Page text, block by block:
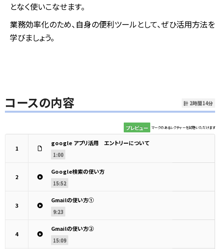
となく使いこなせます。
業務効率化のため、自身の便利ツールとして、ぜひ活用方法を
学びましょう。
コースの内容 計 2時間14分
プレビュー マークのあるレクチャーを試聴いただけます
1
google アプリ活用 エントリーについて
1:00
2
Google検索の使い方
15:52
3
Gmailの使い方①
9:23
4
Gmailの使い方②
15:09